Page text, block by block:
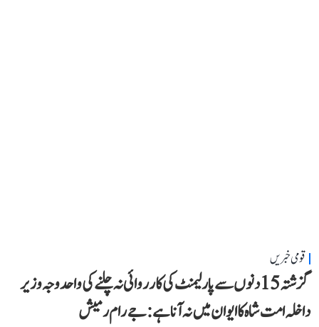
قومی خبریں
گزشتہ 15 دنوں سے پارلیمنٹ کی کارروائی نہ چلنے کی واحد وجہ وزیر
داخلہ امت شاہ کا ایوان میں نہ آنا ہے: جے رام رمیش